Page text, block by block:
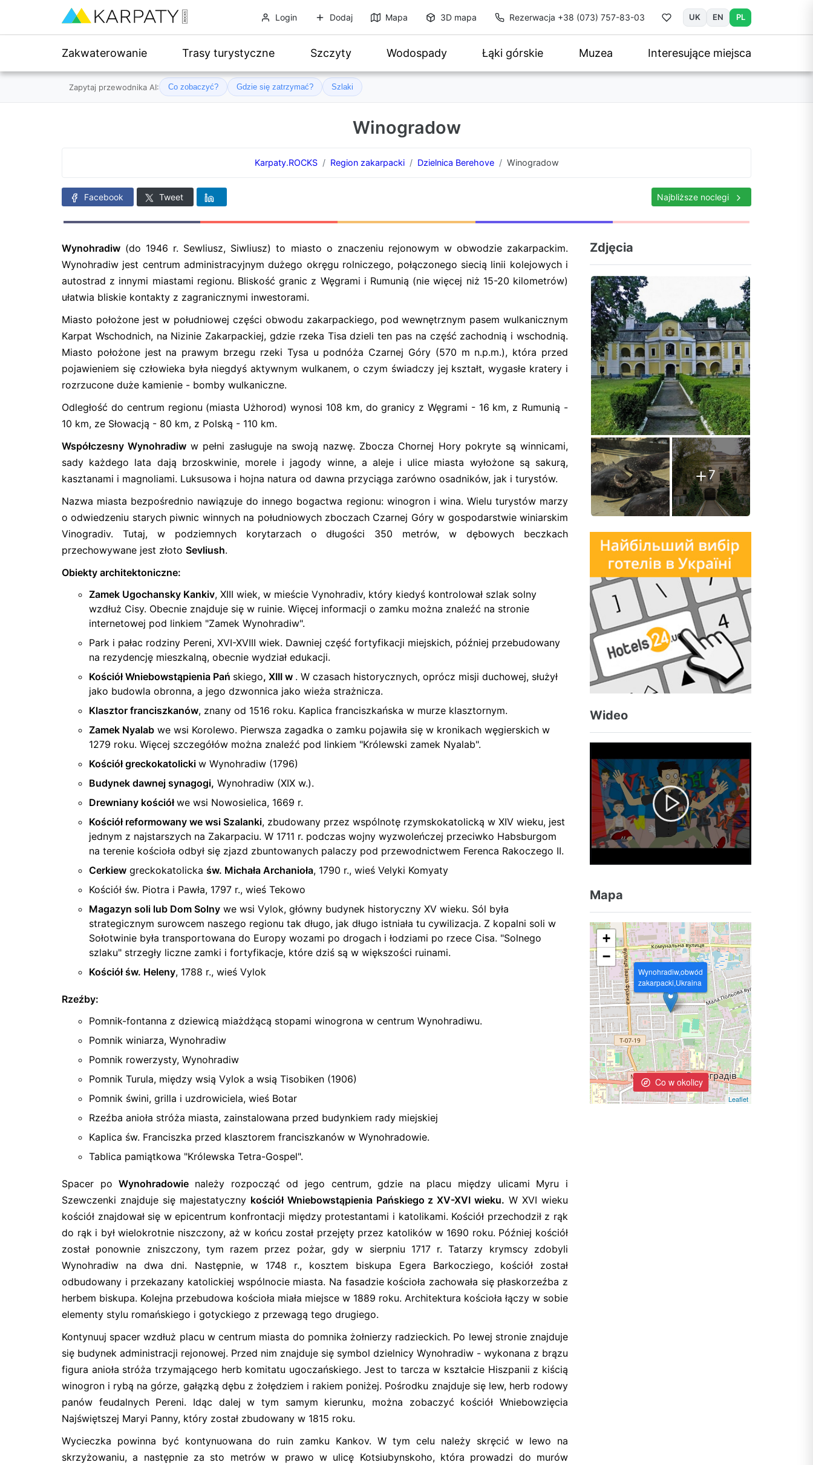
Login Dodaj Mapa 3D mapa Rezerwacja +38 (073) 757-83-03 UK EN PL
Zakwaterowanie Trasy turystyczne Szczyty Wodospady Łąki górskie Muzea Interesujące miejsca
Zapytaj przewodnika AI: Co zobaczyć? Gdzie się zatrzymać? Szlaki
Winogradow
Karpaty.ROCKS Region zakarpacki Dzielnica Berehove Winogradow
Facebook Tweet Najbliższe noclegi
Wynohradiw (do 1946 r. Sewliusz, Siwliusz) to miasto o znaczeniu rejonowym w obwodzie zakarpackim.
Wynohradiw jest centrum administracyjnym dużego okręgu rolniczego, połączonego siecią linii kolejowych i
autostrad z innymi miastami regionu. Bliskość granic z Węgrami i Rumunią (nie więcej niż 15-20 kilometrów)
ułatwia bliskie kontakty z zagranicznymi inwestorami.
Miasto położone jest w południowej części obwodu zakarpackiego, pod wewnętrznym pasem wulkanicznym
Karpat Wschodnich, na Nizinie Zakarpackiej, gdzie rzeka Tisa dzieli ten pas na część zachodnią i wschodnią.
Miasto położone jest na prawym brzegu rzeki Tysa u podnóża Czarnej Góry (570 m n.p.m.), która przed
pojawieniem się człowieka była niegdyś aktywnym wulkanem, o czym świadczy jej kształt, wygasłe kratery i
rozrzucone duże kamienie - bomby wulkaniczne.
Odległość do centrum regionu (miasta Użhorod) wynosi 108 km, do granicy z Węgrami - 16 km, z Rumunią -
10 km, ze Słowacją - 80 km, z Polską - 110 km.
Współczesny Wynohradiw w pełni zasługuje na swoją nazwę. Zbocza Chornej Hory pokryte są winnicami,
sady każdego lata dają brzoskwinie, morele i jagody winne, a aleje i ulice miasta wyłożone są sakurą,
kasztanami i magnoliami. Luksusowa i hojna natura od dawna przyciąga zarówno osadników, jak i turystów.
Nazwa miasta bezpośrednio nawiązuje do innego bogactwa regionu: winogron i wina. Wielu turystów marzy
o odwiedzeniu starych piwnic winnych na południowych zboczach Czarnej Góry w gospodarstwie winiarskim
Vinogradiv. Tutaj, w podziemnych korytarzach o długości 350 metrów, w dębowych beczkach
przechowywane jest złoto Sevliush.
Obiekty architektoniczne:
Zamek Ugochansky Kankiv, XIII wiek, w mieście Vynohradiv, który kiedyś kontrolował szlak solny
wzdłuż Cisy. Obecnie znajduje się w ruinie. Więcej informacji o zamku można znaleźć na stronie
internetowej pod linkiem "Zamek Wynohradiw".
Park i pałac rodziny Pereni, XVI-XVIII wiek. Dawniej część fortyfikacji miejskich, później przebudowany
na rezydencję mieszkalną, obecnie wydział edukacji.
Kościół Wniebowstąpienia Pań skiego, XIII w . W czasach historycznych, oprócz misji duchowej, służył
jako budowla obronna, a jego dzwonnica jako wieża strażnicza.
Klasztor franciszkanów, znany od 1516 roku. Kaplica franciszkańska w murze klasztornym.
Zamek Nyalab we wsi Korolewo. Pierwsza zagadka o zamku pojawiła się w kronikach węgierskich w
1279 roku. Więcej szczegółów można znaleźć pod linkiem "Królewski zamek Nyalab".
Kościół greckokatolicki w Wynohradiw (1796)
Budynek dawnej synagogi, Wynohradiw (XIX w.).
Drewniany kościółwe wsi Nowosielica, 1669 r.
Kościół reformowany we wsi Szalanki, zbudowany przez wspólnotę rzymskokatolicką w XIV wieku, jest
jednym z najstarszych na Zakarpaciu. W 1711 r. podczas wojny wyzwoleńczej przeciwko Habsburgom
na terenie kościoła odbył się zjazd zbuntowanych palaczy pod przewodnictwem Ferenca Rakoczego II.
Cerkiew greckokatolicka św. Michała Archanioła, 1790 r., wieś Velyki Komyaty
Kościół św. Piotra i Pawła, 1797 r., wieś Tekowo
Magazyn soli lub Dom Solny we wsi Vylok, główny budynek historyczny XV wieku. Sól była
strategicznym surowcem naszego regionu tak długo, jak długo istniała tu cywilizacja. Z kopalni soli w
Sołotwinie była transportowana do Europy wozami po drogach i łodziami po rzece Cisa. "Solnego
szlaku" strzegły liczne zamki i fortyfikacje, które dziś są w większości ruinami.
Kościół św. Heleny, 1788 r., wieś Vylok
Rzeźby:
Pomnik-fontanna z dziewicą miażdżącą stopami winogrona w centrum Wynohradiwu.
Pomnik winiarza, Wynohradiw
Pomnik rowerzysty, Wynohradiw
Pomnik Turula, między wsią Vylok a wsią Tisobiken (1906)
Pomnik świni, grilla i uzdrowiciela, wieś Botar
Rzeźba anioła stróża miasta, zainstalowana przed budynkiem rady miejskiej
Kaplica św. Franciszka przed klasztorem franciszkanów w Wynohradowie.
Tablica pamiątkowa "Królewska Tetra-Gospel".
Spacer poWynohradowie należy rozpocząć od jego centrum, gdzie na placu między ulicami Myru i
Szewczenki znajduje się majestatyczny kościół Wniebowstąpienia Pańskiego z XV-XVI wieku. W XVI wieku
kościół znajdował się w epicentrum konfrontacji między protestantami i katolikami. Kościół przechodził z rąk
do rąk i był wielokrotnie niszczony, aż w końcu został przejęty przez katolików w 1690 roku. Później kościół
został ponownie zniszczony, tym razem przez pożar, gdy w sierpniu 1717 r. Tatarzy krymscy zdobyli
Wynohradiw na dwa dni. Następnie, w 1748 r., kosztem biskupa Egera Barkocziego, kościół został
odbudowany i przekazany katolickiej wspólnocie miasta. Na fasadzie kościoła zachowała się płaskorzeźba z
herbem biskupa. Kolejna przebudowa kościoła miała miejsce w 1889 roku. Architektura kościoła łączy w sobie
elementy stylu romańskiego i gotyckiego z przewagą tego drugiego.
Kontynuuj spacer wzdłuż placu w centrum miasta do pomnika żołnierzy radzieckich. Po lewej stronie znajduje
się budynek administracji rejonowej. Przed nim znajduje się symbol dzielnicy Wynohradiw - wykonana z brązu
figura anioła stróża trzymającego herb komitatu ugoczańskiego. Jest to tarcza w kształcie Hiszpanii z kiścią
winogron i rybą na górze, gałązką dębu z żołędziem i rakiem poniżej. Pośrodku znajduje się lew, herb rodowy
panów feudalnych Pereni. Idąc dalej w tym samym kierunku, można zobaczyć kościół Wniebowzięcia
Najświętszej Maryi Panny, który został zbudowany w 1815 roku.
Wycieczka powinna być kontynuowana do ruin zamku Kankov. W tym celu należy skręcić w lewo na
skrzyżowaniu, a następnie za sto metrów w prawo w ulicę Kotsiubynskoho, która prowadzi do murów
Zdjęcia
7
Wideo
Mapa
Co w okolicy
Wynohradiw,obwód
zakarpacki,Ukraina
+
−
Leaflet